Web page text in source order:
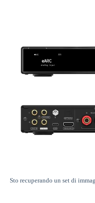
Sto recuperando un set di